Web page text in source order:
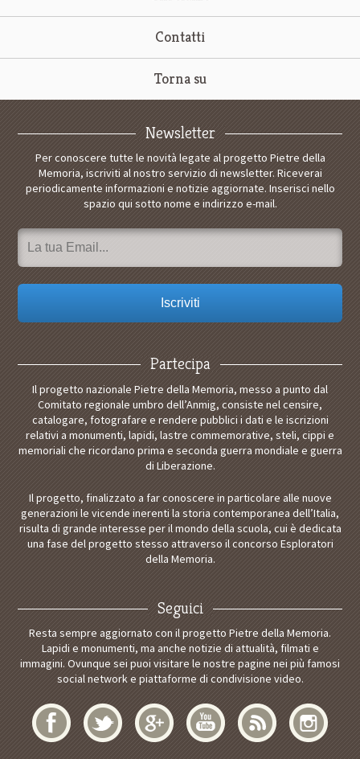
Contatti
Torna su
Newsletter
Per conoscere tutte le novità legate al progetto Pietre della
Memoria, iscriviti al nostro servizio di newsletter. Riceverai
periodicamente informazioni e notizie aggiornate. Inserisci nello
spazio qui sotto nome e indirizzo e-mail.
Partecipa
Il progetto nazionale Pietre della Memoria, messo a punto dal
Comitato regionale umbro dell’Anmig, consiste nel censire,
catalogare, fotografare e rendere pubblici i dati e le iscrizioni
relativi a monumenti, lapidi, lastre commemorative, steli, cippi e
memoriali che ricordano prima e seconda guerra mondiale e guerra
di Liberazione.
Il progetto, finalizzato a far conoscere in particolare alle nuove
generazioni le vicende inerenti la storia contemporanea dell’Italia,
risulta di grande interesse per il mondo della scuola, cui è dedicata
una fase del progetto stesso attraverso il concorso Esploratori
della Memoria.
Seguici
Resta sempre aggiornato con il progetto Pietre della Memoria.
Lapidi e monumenti, ma anche notizie di attualità, filmati e
immagini. Ovunque sei puoi visitare le nostre pagine nei più famosi
social network e piattaforme di condivisione video.